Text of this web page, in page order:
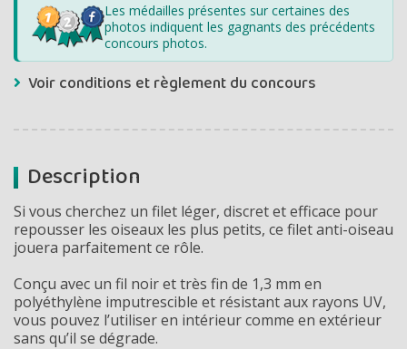
Les médailles présentes sur certaines des
photos indiquent les gagnants des précédents
concours photos.
Voir conditions et règlement du concours
Description
Si vous cherchez un filet léger, discret et efficace pour
repousser les oiseaux les plus petits, ce filet anti-oiseau
jouera parfaitement ce rôle.
Conçu avec un fil noir et très fin de 1,3 mm en
polyéthylène imputrescible et résistant aux rayons UV,
vous pouvez l’utiliser en intérieur comme en extérieur
sans qu’il se dégrade.